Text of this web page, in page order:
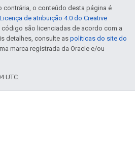
contrária, o conteúdo desta página é
Licença de atribuição 4.0 do Creative
código são licenciadas de acordo com a
detalhes, consulte as políticas do site do
marca registrada da Oracle e/ou
UTC.